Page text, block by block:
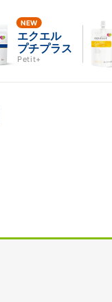
エクエル
プチプラス
Petit+